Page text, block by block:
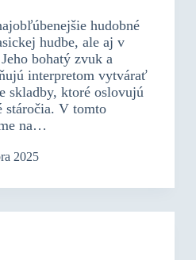
hudobné
hudbe, ale aj v
bohatý zvuk a
interpretom vytvárať
skladby, ktoré oslovujú
stáročia. V tomto
na…
2025